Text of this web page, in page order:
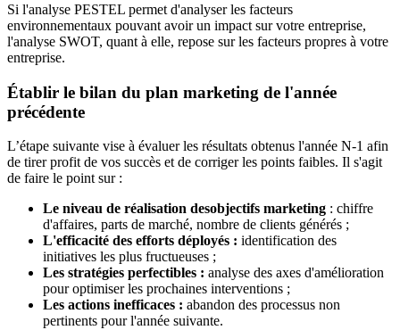
Si l'analyse PESTEL permet d'analyser les facteurs
environnementaux pouvant avoir un impact sur votre entreprise,
l'analyse SWOT, quant à elle, repose sur les facteurs propres à votre
entreprise.
Établir le bilan du plan marketing de l'année
précédente
L’étape suivante vise à évaluer les résultats obtenus l'année N-1 afin
de tirer profit de vos succès et de corriger les points faibles. Il s'agit
de faire le point sur :
Le niveau de réalisation desobjectifs marketing : chiffre
d'affaires, parts de marché, nombre de clients générés ;
L'efficacité des efforts déployés : identification des
initiatives les plus fructueuses ;
Les stratégies perfectibles : analyse des axes d'amélioration
pour optimiser les prochaines interventions ;
Les actions inefficaces : abandon des processus non
pertinents pour l'année suivante.